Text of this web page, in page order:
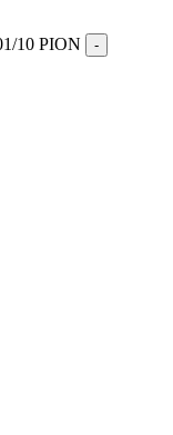
10 PION -